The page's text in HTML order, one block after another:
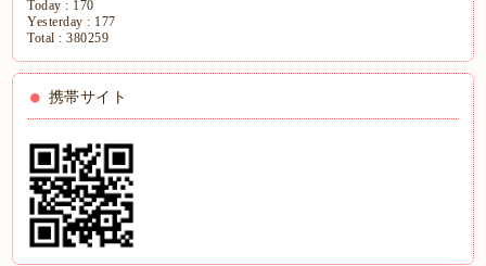
Today : 170
Yesterday : 177
Total :380259
携帯サイト